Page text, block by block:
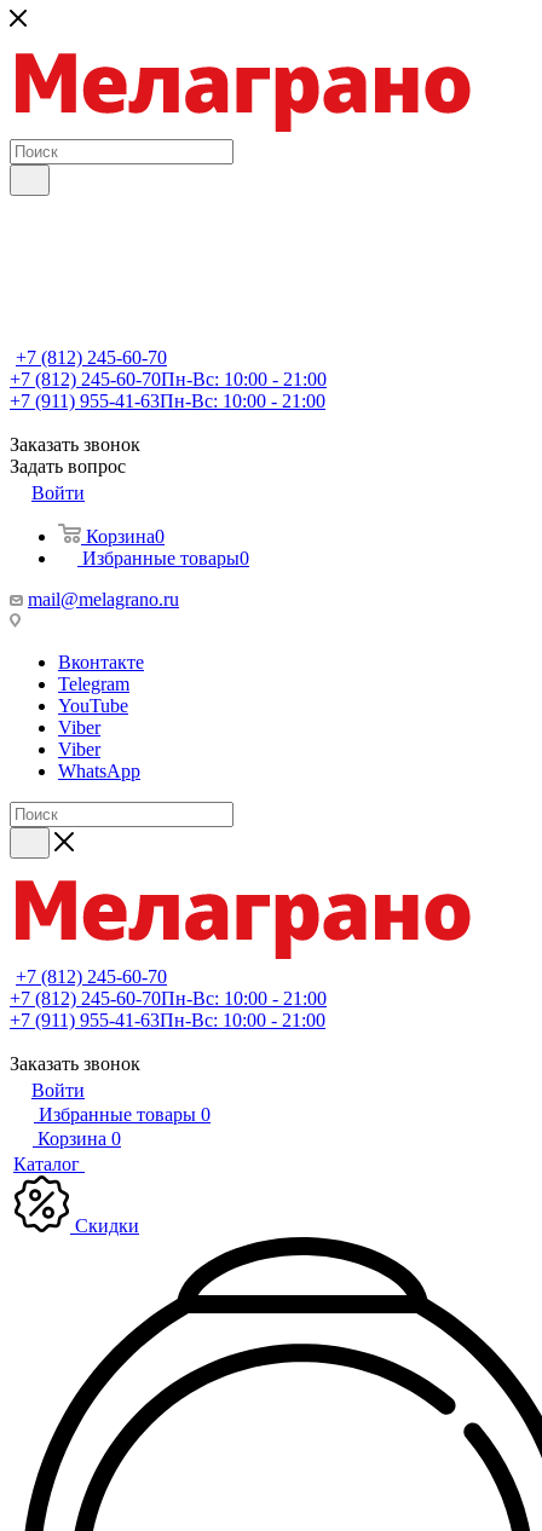
+7 (812) 245-60-70
+7 (812) 245-60-70Пн-Вс: 10:00 - 21:00
+7 (911) 955-41-63Пн-Вс: 10:00 - 21:00
Заказать звонок
Задать вопрос
Войти
Корзина0
Избранные товары0
mail@melagrano.ru
Вконтакте
Telegram
YouTube
Viber
Viber
WhatsApp
+7 (812) 245-60-70
+7 (812) 245-60-70Пн-Вс: 10:00 - 21:00
+7 (911) 955-41-63Пн-Вс: 10:00 - 21:00
Заказать звонок
Войти
Избранные товары 0
Корзина 0
Каталог
Скидки